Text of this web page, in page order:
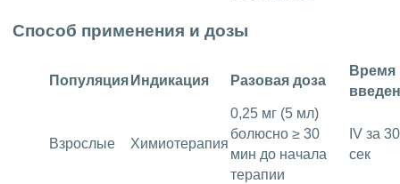
Способ применения и дозы
Популяция Индикация Разовая доза
Время
Взрослые Химиотерапия
0,25 мг (5 мл)
болюсно ≥ 30
мин до начала
терапии
IV за 30
сек